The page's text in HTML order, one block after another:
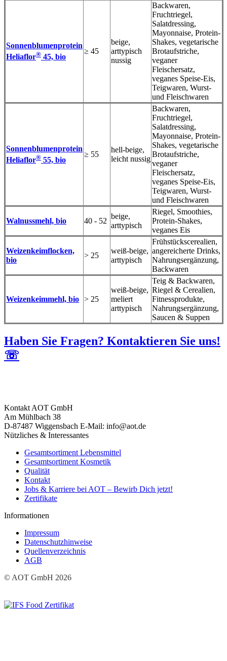
Sonnenblumenprotein
Heliaflor® 45, bio
≥ 45
beige,
arttypisch
nussig
Backwaren,
Fruchtriegel,
Salatdressing,
Mayonnaise, Protein-
Shakes, vegetarische
Brotaufstriche,
veganer
Fleischersatz,
veganes Speise-Eis,
Teigwaren, Wurst-
und Fleischwaren
Sonnenblumenprotein
Heliaflor® 55, bio
≥ 55
hell-beige,
leicht nussig
Backwaren,
Fruchtriegel,
Salatdressing,
Mayonnaise, Protein-
Shakes, vegetarische
Brotaufstriche,
veganer
Fleischersatz,
veganes Speise-Eis,
Teigwaren, Wurst-
und Fleischwaren
Walnussmehl, bio 40 - 52
beige,
arttypisch
Riegel, Smoothies,
Protein-Shakes,
veganes Eis
Weizenkeimflocken,
bio
> 25
weiß-beige,
arttypisch
Frühstückscerealien,
angereicherte Drinks,
Nahrungsergänzung,
Backwaren
Weizenkeimmehl, bio > 25
weiß-beige,
meliert
arttypisch
Teig & Backwaren,
Riegel & Cerealien,
Fitnessprodukte,
Nahrungsergänzung,
Saucen & Suppen
Haben Sie Fragen? Kontaktieren Sie uns!
☏
Kontakt AOT GmbH
Am Mühlbach 38
D-87487 Wiggensbach E-Mail: info@aot.de
Nützliches & Interessantes
Gesamtsortiment Lebensmittel
Gesamtsortiment Kosmetik
Qualität
Kontakt
Jobs & Karriere bei AOT – Bewirb Dich jetzt!
Zertifikate
Informationen
Impressum
Datenschutzhinweise
Quellenverzeichnis
AGB
© AOT GmbH 2026